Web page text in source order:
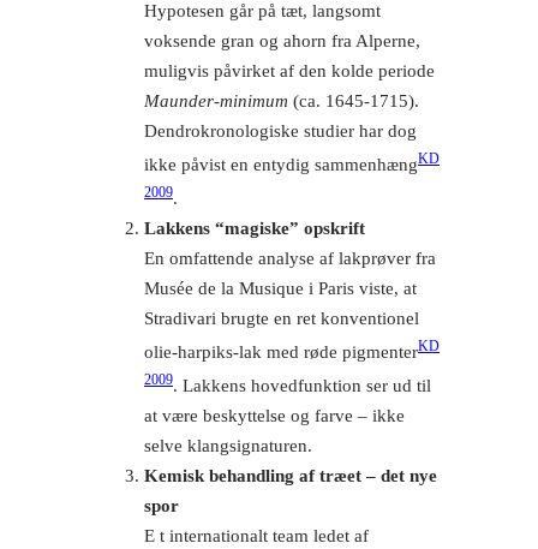
Hypotesen går på tæt, langsomt
voksende gran og ahorn fra Alperne,
muligvis påvirket af den kolde periode
Maunder-minimum (ca. 1645-1715).
Dendrokronologiske studier har dog
ikke påvist en entydig sammenhængKD
2009.
Lakkens “magiske” opskrift
En omfattende analyse af lakprøver fra
Musée de la Musique i Paris viste, at
Stradivari brugte en ret konventionel
olie-harpiks-lak med røde pigmenterKD
2009. Lakkens hovedfunktion ser ud til
at være beskyttelse og farve – ikke
selve klangsignaturen.
Kemisk behandling af træet – det nye
spor
E t internationalt team ledet af